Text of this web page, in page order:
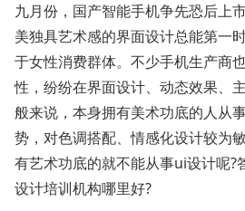
九月份，国产智能手机争先恐后上
美独具艺术感的界面设计总能第一
于女性消费群体。不少手机生产商
性，纷纷在界面设计、动态效果、
般来说，本身拥有美术功底的人从
势，对色调搭配、情感化设计较为
有艺术功底的就不能从事ui设计呢?
设计培训机构哪里好?